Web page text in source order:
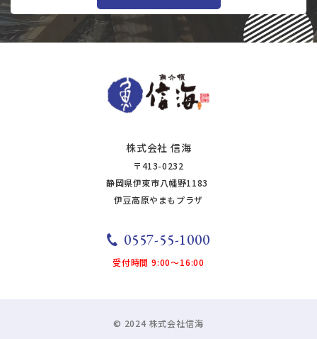
株式会社 信海
〒413-0232
静岡県伊東市八幡野1183
​​​​​​​​​​​​伊豆高原やまもプラザ
0557-55-1000
受付時間 9:00～16:00
© 2024 株式会社信海